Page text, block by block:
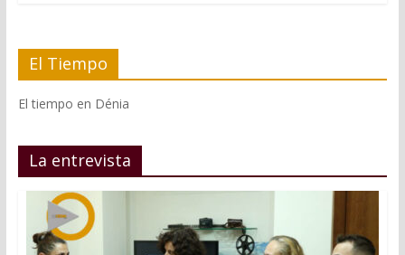
El Tiempo
El tiempo en Dénia
La entrevista